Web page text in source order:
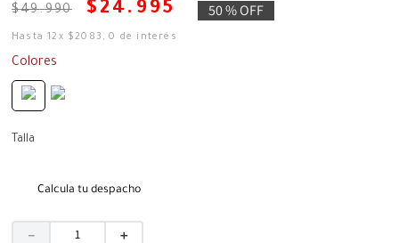
$49.990 $ 24 . 995 50 %OFF
Hasta12 x $2083 ,0 de interés
Colores
Talla
Calcula tu despacho
＋
－